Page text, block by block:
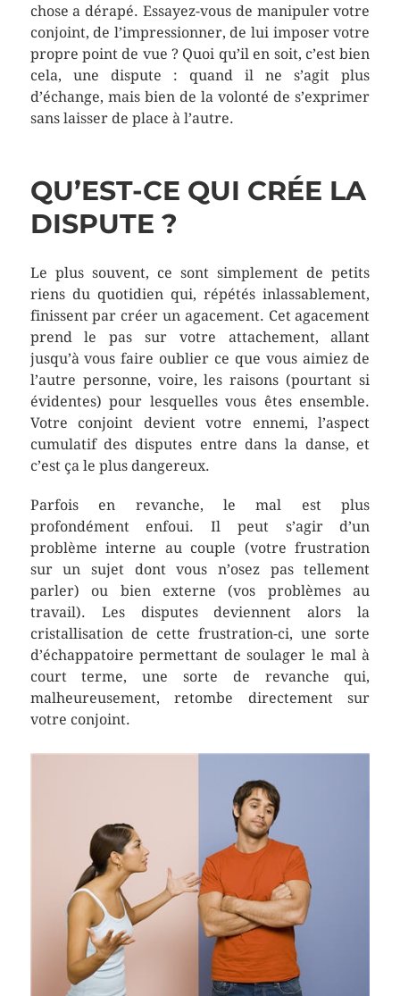
chose a dérapé. Essayez-vous de manipuler votre
conjoint, de l’impressionner, de lui imposer votre
propre point de vue ? Quoi qu’il en soit, c’est bien
cela, une dispute : quand il ne s’agit plus
d’échange, mais bien de la volonté de s’exprimer
sans laisser de place à l’autre.
QU’EST-CE QUI CRÉE LA
DISPUTE ?
Le plus souvent, ce sont simplement de petits
riens du quotidien qui, répétés inlassablement,
finissent par créer un agacement. Cet agacement
prend le pas sur votre attachement, allant
jusqu’à vous faire oublier ce que vous aimiez de
l’autre personne, voire, les raisons (pourtant si
évidentes) pour lesquelles vous êtes ensemble.
Votre conjoint devient votre ennemi, l’aspect
cumulatif des disputes entre dans la danse, et
c’est ça le plus dangereux.
Parfois en revanche, le mal est plus
profondément enfoui. Il peut s’agir d’un
problème interne au couple (votre frustration
sur un sujet dont vous n’osez pas tellement
parler) ou bien externe (vos problèmes au
travail). Les disputes deviennent alors la
cristallisation de cette frustration-ci, une sorte
d’échappatoire permettant de soulager le mal à
court terme, une sorte de revanche qui,
malheureusement, retombe directement sur
votre conjoint.